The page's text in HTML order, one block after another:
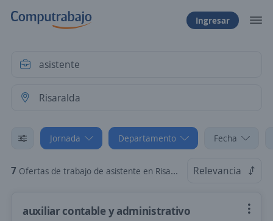
Ingresar
Jornada Departamento Fecha
7 Ofertas de trabajo de asistente en Risaralda: Por Horas Relevancia
auxiliar contable y administrativo